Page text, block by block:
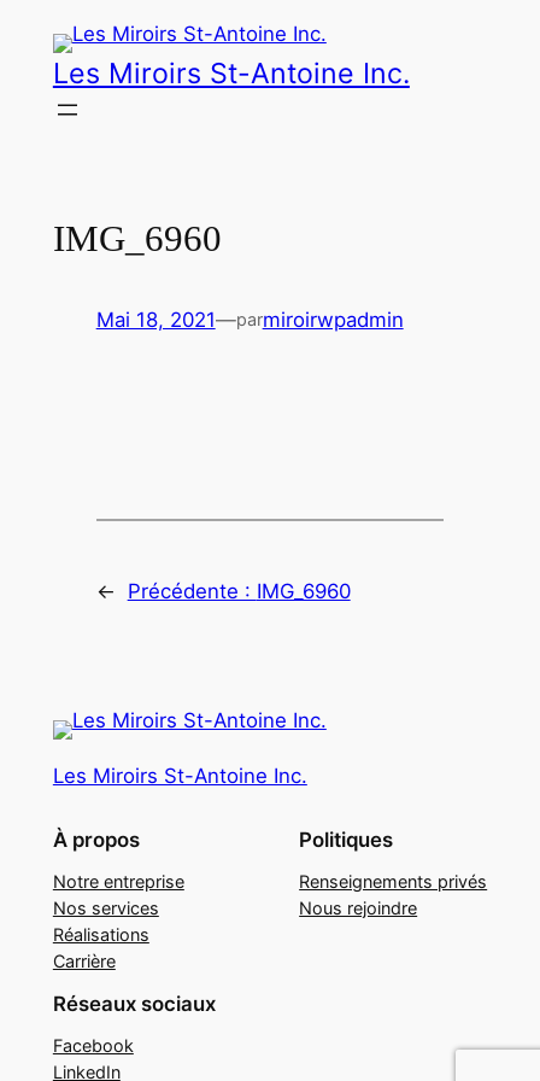
contenuLes Miroirs St-Antoine Inc.
IMG_6960
Mai 18, 2021—parmiroirwpadmin
← Précédente : IMG_6960
Les Miroirs St-Antoine Inc.
À propos
Notre entreprise
Nos services
Réalisations
Carrière
Politiques
Renseignements privés
Nous rejoindre
Réseaux sociaux
Facebook
LinkedIn